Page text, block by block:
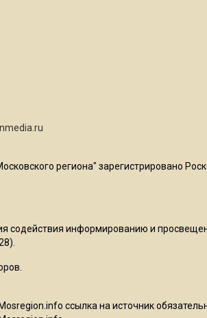
региона" зарегистрировано
содействия информированию и
ссылка на источник